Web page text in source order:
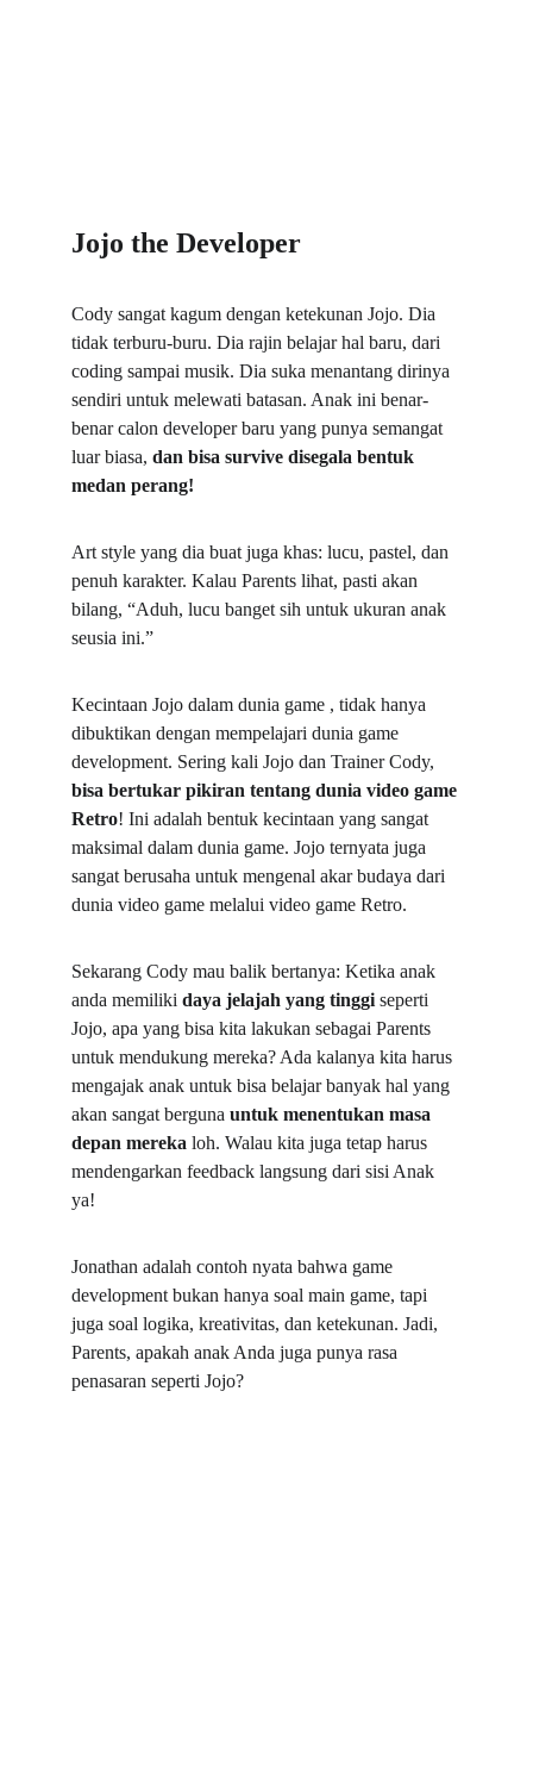
Jojo the Developer
Cody sangat kagum dengan ketekunan Jojo. Dia
tidak terburu-buru. Dia rajin belajar hal baru, dari
coding sampai musik. Dia suka menantang dirinya
sendiri untuk melewati batasan. Anak ini benar-
benar calon developer baru yang punya semangat
luar biasa, dan bisa survive disegala bentuk
medan perang!
Art style yang dia buat juga khas: lucu, pastel, dan
penuh karakter. Kalau Parents lihat, pasti akan
bilang, “Aduh, lucu banget sih untuk ukuran anak
seusia ini.”
Kecintaan Jojo dalam dunia game , tidak hanya
dibuktikan dengan mempelajari dunia game
development. Sering kali Jojo dan Trainer Cody,
bisa bertukar pikiran tentang dunia video game
Retro! Ini adalah bentuk kecintaan yang sangat
maksimal dalam dunia game. Jojo ternyata juga
sangat berusaha untuk mengenal akar budaya dari
dunia video game melalui video game Retro.
Sekarang Cody mau balik bertanya: Ketika anak
anda memiliki daya jelajah yang tinggi seperti
Jojo, apa yang bisa kita lakukan sebagai Parents
untuk mendukung mereka? Ada kalanya kita harus
mengajak anak untuk bisa belajar banyak hal yang
akan sangat berguna untuk menentukan masa
depan mereka loh. Walau kita juga tetap harus
mendengarkan feedback langsung dari sisi Anak
ya!
Jonathan adalah contoh nyata bahwa game
development bukan hanya soal main game, tapi
juga soal logika, kreativitas, dan ketekunan. Jadi,
Parents, apakah anak Anda juga punya rasa
penasaran seperti Jojo?